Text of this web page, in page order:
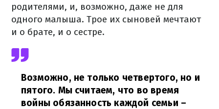
родителями, и, возможно, даже не для
одного малыша. Трое их сыновей мечтают
и о брате, и о сестре.
Возможно, не только четвертого, но и
пятого. Мы считаем, что во время
войны обязанность каждой семьи –